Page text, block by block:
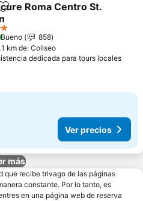
Agregar a favoritos
Roma Centro St.
Bueno
858
km de: Coliseo
dedicada para tours locales
Ver precios
más
que recibe trivago de las páginas
constante. Por lo tanto, es
en una página web de reserva